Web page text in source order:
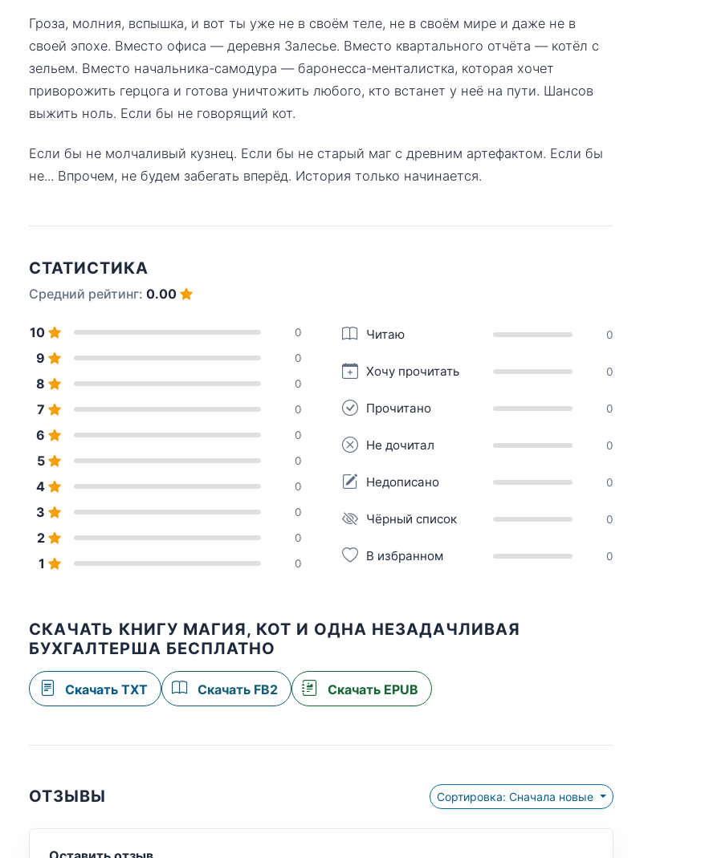
Гроза, молния, вспышка, и вот ты уже не в своём теле, не в своём мире и даже не в
своей эпохе. Вместо офиса — деревня Залесье. Вместо квартального отчёта — котёл с
зельем. Вместо начальника-самодура — баронесса-менталистка, которая хочет
приворожить герцога и готова уничтожить любого, кто встанет у неё на пути. Шансов
выжить ноль. Если бы не говорящий кот.
Если бы не молчаливый кузнец. Если бы не старый маг с древним артефактом. Если бы
не... Впрочем, не будем забегать вперёд. История только начинается.
СТАТИСТИКА
Средний рейтинг: 0.00
10 0
9 0
8 0
7 0
6 0
5 0
4 0
3 0
2 0
1 0
Читаю 0
Хочу прочитать 0
Прочитано 0
Не дочитал 0
Недописано 0
Чёрный список 0
В избранном 0
СКАЧАТЬ КНИГУ МАГИЯ, КОТ И ОДНА НЕЗАДАЧЛИВАЯ
БУХГАЛТЕРША БЕСПЛАТНО
Скачать TXT Скачать FB2 Скачать EPUB
ОТЗЫВЫ Сортировка: Сначала новые